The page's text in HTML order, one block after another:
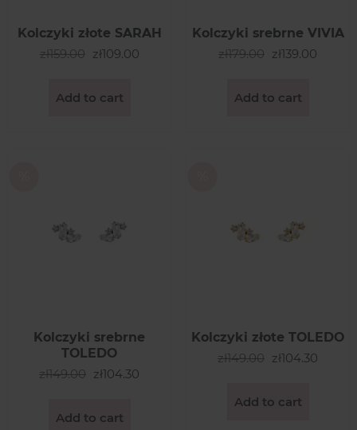
Kolczyki złote SARAH
zł159.00 zł109.00
Add to cart
Kolczyki srebrne VIVIA
zł179.00 zł139.00
Add to cart
Kolczyki srebrne
TOLEDO
zł149.00 zł104.30
Add to cart
Kolczyki złote TOLEDO
zł149.00 zł104.30
Add to cart